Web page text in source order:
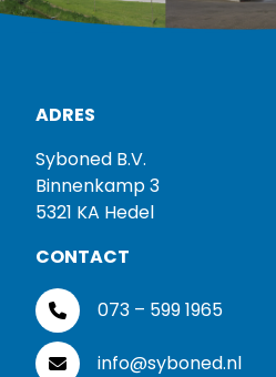
ADRES
Syboned B.V.
Binnenkamp 3
5321 KA Hedel
CONTACT
073 – 599 1965
info@syboned.nl